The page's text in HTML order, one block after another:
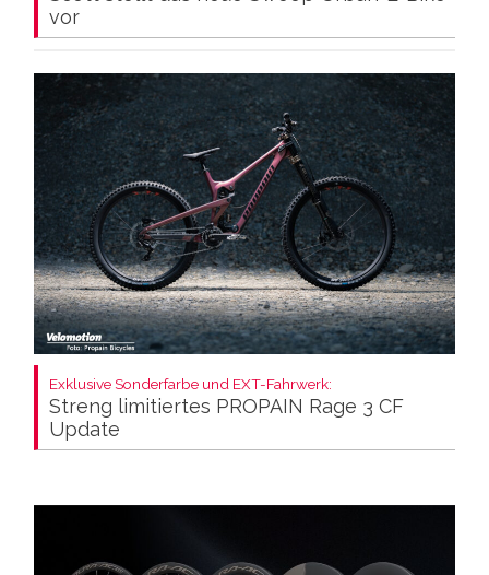
vor
Exklusive Sonderfarbe und EXT-Fahrwerk:
Streng limitiertes PROPAIN Rage 3 CF
Update